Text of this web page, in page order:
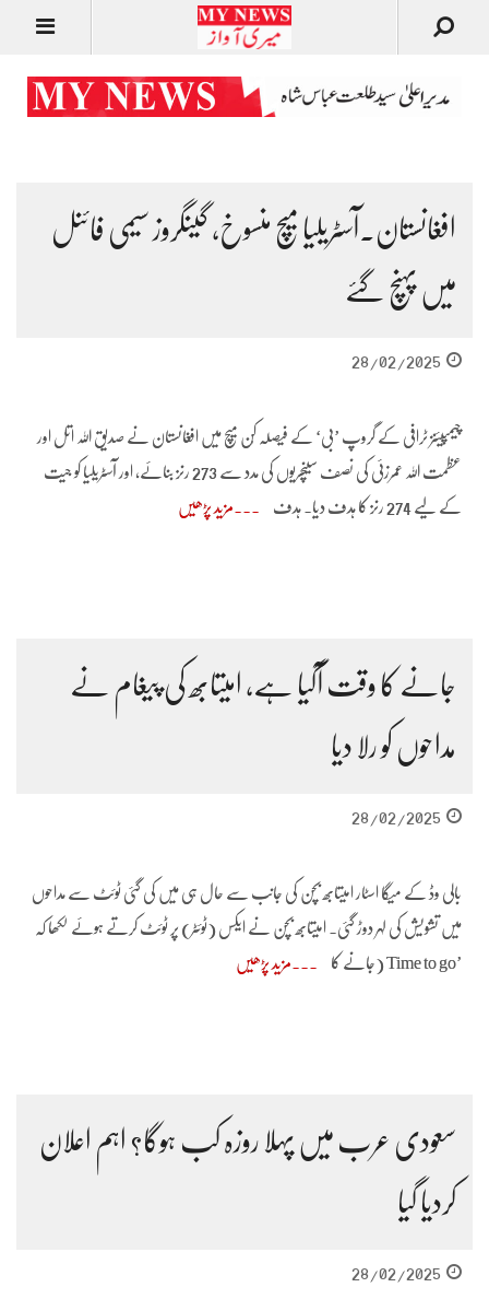
افغانستان۔آسٹریلیا میچ منسوخ، گینگروز سیمی فائنل
میں پہنچ گئے
28/02/2025
چیمپیئنز ٹرافی کے گروپ ’بی‘ کے فیصلہ کُن میچ میں افغانستان نے صدیق اللہ اتل اور
عظمت اللہ عمرزئی کی نصف سینچریوں کی مدد سے 273 رنز بنائے، اور آسٹریلیا کو جیت
کے لیے 274 رنز کا ہدف دیا۔ ہدف مزید پڑھیں
جانے کا وقت آگیا ہے، امیتابھ کی پیغام نے
مداحوں کو رلا دیا
28/02/2025
بالی وڈ کے میگا اسٹار امیتابھ بچن کی جانب سے حال ہی میں کی گئی ٹوئٹ سے مداحوں
میں تشویش کی لہر دوڑ گئی۔ امیتابھ بچن نے ایکس (ٹوئٹر) پر ٹوئٹ کرتے ہوئے لکھا کہ
’Time to go (جانے کا مزید پڑھیں
سعودی عرب میں پہلا روزہ کب ہوگا؟ اہم اعلان
کردیا گیا
28/02/2025